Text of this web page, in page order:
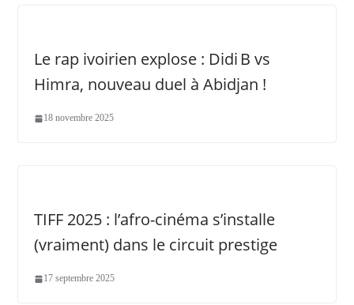
Le rap ivoirien explose : Didi B vs
Himra, nouveau duel à Abidjan !
18 novembre 2025
TIFF 2025 : l’afro-cinéma s’installe
(vraiment) dans le circuit prestige
17 septembre 2025